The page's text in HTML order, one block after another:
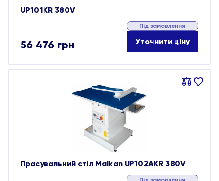
UP101KR 380V
56 476 грн
Під замовлення
Уточнити ціну
Порівняти
В
Прасувальний стіл Malkan UP102AKR 380V
Під замовлення